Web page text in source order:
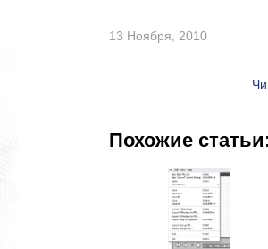
13 Ноября, 2010
Похожие